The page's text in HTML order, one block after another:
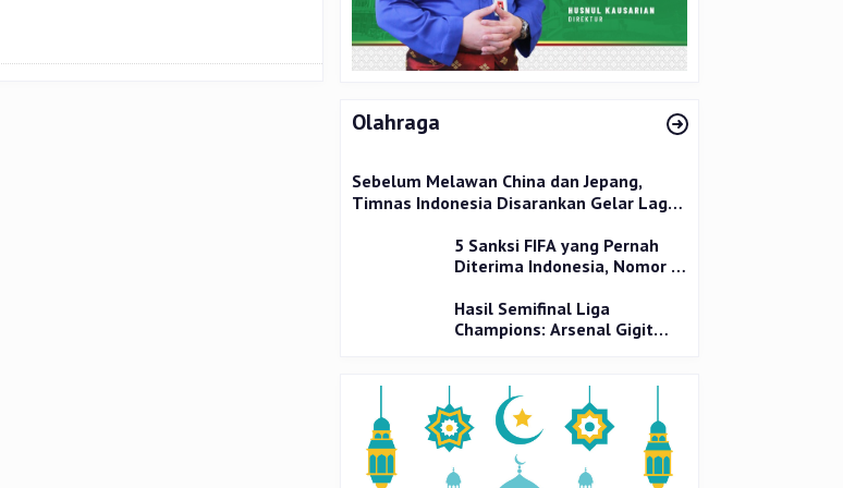
Olahraga
Sebelum Melawan China dan Jepang,
Timnas Indonesia Disarankan Gelar Laga
5 Sanksi FIFA yang Pernah
Diterima Indonesia, Nomor 1
Hasil Semifinal Liga
Champions: Arsenal Gigit